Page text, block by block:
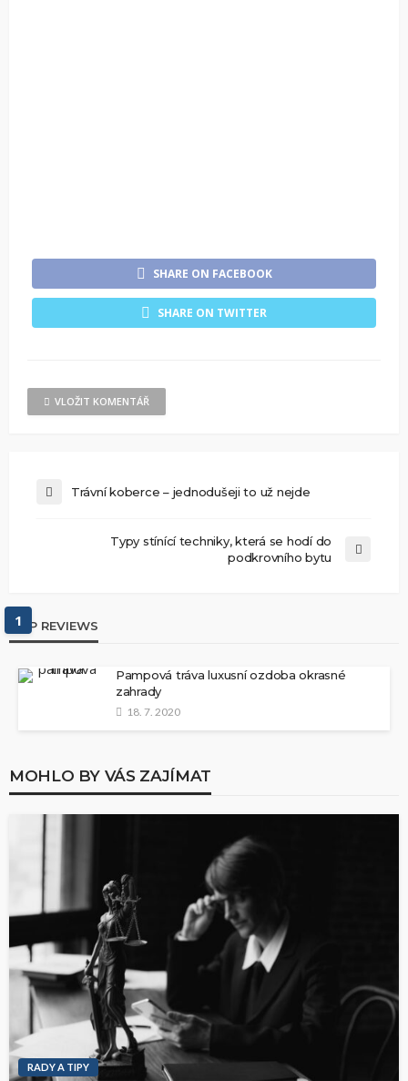
SHARE ON FACEBOOK
SHARE ON TWITTER
VLOŽIT KOMENTÁŘ
Trávní koberce – jednodušeji to už nejde
Typy stínící techniky, která se hodí do
podkrovního bytu
TOP REVIEWS
1
Pampová tráva luxusní ozdoba okrasné
zahrady
18. 7. 2020
MOHLO BY VÁS ZAJÍMAT
RADY A TIPY